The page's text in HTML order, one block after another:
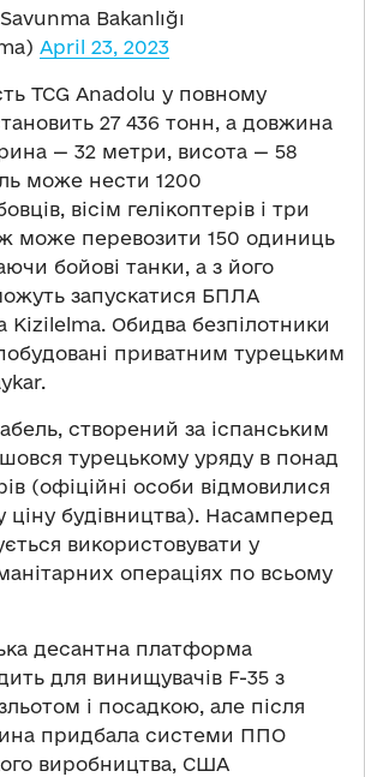
Bakanlığı
April 23, 2023
TCG Anadolu у повному
27 436 тонн, а довжина
— 32 метри, висота — 58
може нести 1200
вісім гелікоптерів і три
може перевозити 150 одиниць
бойові танки, а з його
запускатися БПЛА
Kizilelma. Обидва безпілотники
приватним турецьким
створений за іспанським
турецькому уряду в понад
(офіційні особи відмовилися
ціну будівництва). Насамперед
використовувати у
операціях по всьому
десантна платформа
для винищувачів F-35 з
і посадкою, але після
придбала системи ППО
виробництва, США